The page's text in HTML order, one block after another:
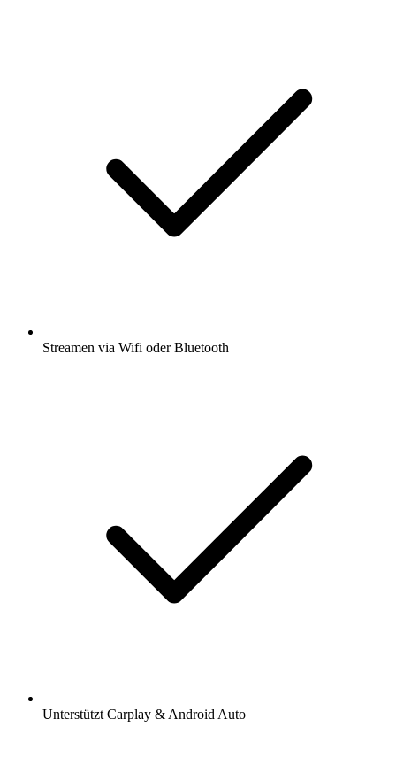
Streamen via Wifi oder Bluetooth
Unterstützt Carplay & Android Auto